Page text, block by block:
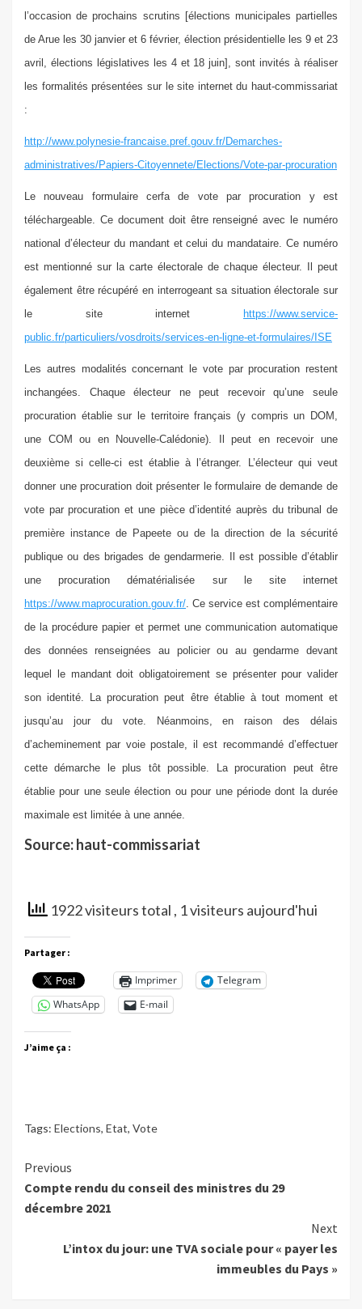
l’occasion de prochains scrutins [élections municipales partielles
de Arue les 30 janvier et 6 février, élection présidentielle les 9 et 23
avril, élections législatives les 4 et 18 juin], sont invités à réaliser
les formalités présentées sur le site internet du haut-commissariat
:
http://www.polynesie-francaise.pref.gouv.fr/Demarches-
administratives/Papiers-Citoyennete/Elections/Vote-par-procuration
Le nouveau formulaire cerfa de vote par procuration y est
téléchargeable. Ce document doit être renseigné avec le numéro
national d’électeur du mandant et celui du mandataire. Ce numéro
est mentionné sur la carte électorale de chaque électeur. Il peut
également être récupéré en interrogeant sa situation électorale sur
le site internet https://www.service-
public.fr/particuliers/vosdroits/services-en-ligne-et-formulaires/ISE
Les autres modalités concernant le vote par procuration restent
inchangées. Chaque électeur ne peut recevoir qu’une seule
procuration établie sur le territoire français (y compris un DOM,
une COM ou en Nouvelle-Calédonie). Il peut en recevoir une
deuxième si celle-ci est établie à l’étranger. L’électeur qui veut
donner une procuration doit présenter le formulaire de demande de
vote par procuration et une pièce d’identité auprès du tribunal de
première instance de Papeete ou de la direction de la sécurité
publique ou des brigades de gendarmerie. Il est possible d’établir
une procuration dématérialisée sur le site internet
https://www.maprocuration.gouv.fr/ . Ce service est complémentaire
de la procédure papier et permet une communication automatique
des données renseignées au policier ou au gendarme devant
lequel le mandant doit obligatoirement se présenter pour valider
son identité. La procuration peut être établie à tout moment et
jusqu’au jour du vote. Néanmoins, en raison des délais
d’acheminement par voie postale, il est recommandé d’effectuer
cette démarche le plus tôt possible. La procuration peut être
établie pour une seule élection ou pour une période dont la durée
maximale est limitée à une année.
Source: haut-commissariat
1922 visiteurs total , 1 visiteurs aujourd'hui
Partager :
Imprimer
Telegram
WhatsApp
E-mail
J’aime ça :
Tags: Elections, Etat, Vote
Continue
Reading
Previous
Compte rendu du conseil des ministres du 29
décembre 2021
Next
L’intox du jour: une TVA sociale pour « payer les
immeubles du Pays »